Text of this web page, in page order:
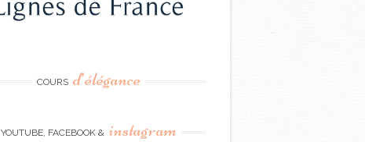
COURS d’élégance
YOUTUBE, FACEBOOK & instagram